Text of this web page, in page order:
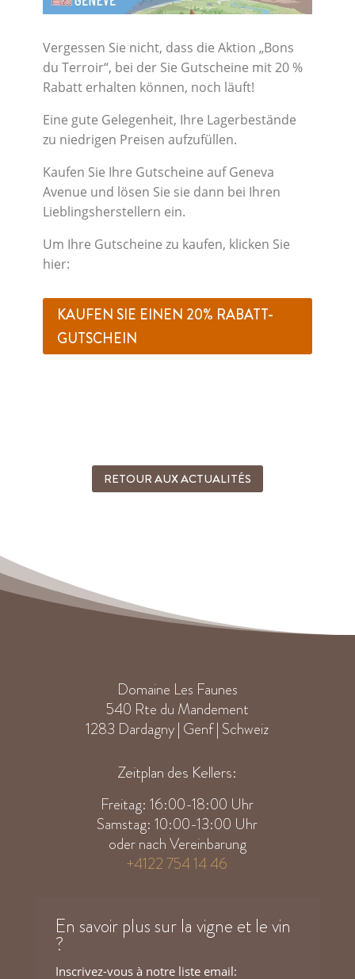
Vergessen Sie nicht, dass die Aktion „Bons
du Terroir“, bei der Sie Gutscheine mit 20 %
Rabatt erhalten können, noch läuft!
Eine gute Gelegenheit, Ihre Lagerbestände
zu niedrigen Preisen aufzufüllen.
Kaufen Sie Ihre Gutscheine auf Geneva
Avenue und lösen Sie sie dann bei Ihren
Lieblingsherstellern ein.
Um Ihre Gutscheine zu kaufen, klicken Sie
hier:
KAUFEN SIE EINEN 20% RABATT-
GUTSCHEIN
RETOUR AUX ACTUALITÉS
Domaine Les Faunes
540 Rte du Mandement
1283 Dardagny | Genf | Schweiz
Zeitplan des Kellers:
Freitag: 16:00-18:00 Uhr
Samstag: 10:00-13:00 Uhr
oder nach Vereinbarung
+4122 754 14 46
En savoir plus sur la vigne et le vin
?
Inscrivez-vous à notre liste email: